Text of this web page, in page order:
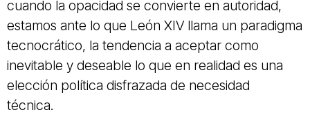
cuando la opacidad se convierte en autoridad,
estamos ante lo que León XIV llama un paradigma
tecnocrático, la tendencia a aceptar como
inevitable y deseable lo que en realidad es una
elección política disfrazada de necesidad
técnica.